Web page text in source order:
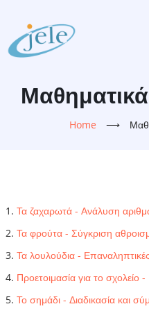
main
content
Home ⟶
Τα ζαχαρωτά - Ανάλυση
Τα φρούτα - Σύγκριση
Τα λουλούδια -
Προετοιμασία για το σχολείο
Το σημάδι - Διαδικασία και